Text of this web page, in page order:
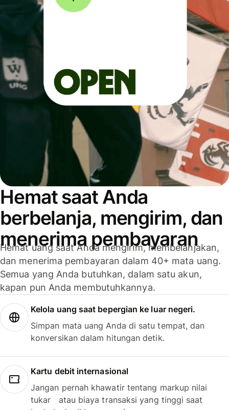
Hemat saat Anda
berbelanja, mengirim, dan
menerima pembayaran
Hemat uang saat Anda mengirim, membelanjakan,
dan menerima pembayaran dalam 40+ mata uang.
Semua yang Anda butuhkan, dalam satu akun,
kapan pun Anda membutuhkannya.
Kelola uang saat bepergian ke luar negeri.
Simpan mata uang Anda di satu tempat, dan
konversikan dalam hitungan detik.
Kartu debit internasional
Jangan pernah khawatir tentang markup nilai
tukar atau biaya transaksi yang tinggi saat